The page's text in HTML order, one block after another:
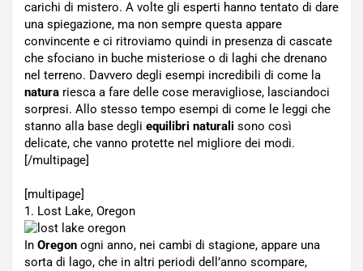
carichi di mistero. A volte gli esperti hanno tentato di dare
una spiegazione, ma non sempre questa appare
convincente e ci ritroviamo quindi in presenza di cascate
che sfociano in buche misteriose o di laghi che drenano
nel terreno. Davvero degli esempi incredibili di come la
natura riesca a fare delle cose meravigliose, lasciandoci
sorpresi. Allo stesso tempo esempi di come le leggi che
stanno alla base degli equilibri naturali sono così
delicate, che vanno protette nel migliore dei modi.
[/multipage]
[multipage]
1. Lost Lake, Oregon
In Oregon ogni anno, nei cambi di stagione, appare una
sorta di lago, che in altri periodi dell’anno scompare,